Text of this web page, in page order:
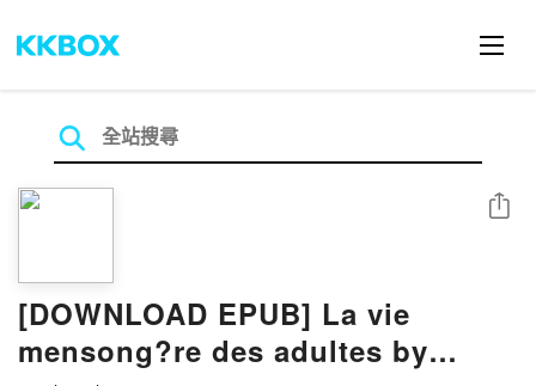
[DOWNLOAD EPUB] La vie
mensong?re des adultes by
分享